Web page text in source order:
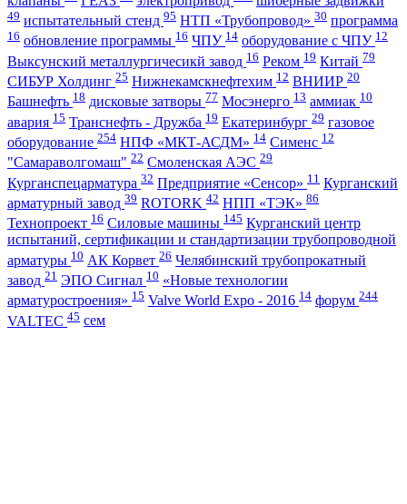
49 испытательный стенд 95 НТП «Трубопровод» 30 программа
16 обновление программы 16 ЧПУ 14 оборудование с ЧПУ 12
Выксунский металлургичесикй завод 16 Реком 19 Китай 79
СИБУР Холдинг 25 Нижнекамскнефтехим 12 ВНИИР 20
Башнефть 18 дисковые затворы 77 Мосэнерго 13 аммиак 10
авария 15 Транснефть - Дружба 19 Екатеринбург 29 газовое
оборудование 254 НПФ «МКТ-АСДМ» 14 Сименс 12
"Самараволгомаш" 22 Смоленская АЭС 29
Курганспецарматура 32 Предприятие «Сенсор» 11 Курганский
арматурный завод 39 ROTORK 42 НПП «ТЭК» 86
Технопроект 16 Силовые машины 145 Курганский центр
испытаний, сертификации и стандартизации трубопроводной
арматуры 10 АК Корвет 26 Челябинский трубопрокатный
завод 21 ЭПО Сигнал 10 «Новые технологии
арматуростроения» 15 Valve World Expo - 2016 14 форум 244
VALTEC 45 сем